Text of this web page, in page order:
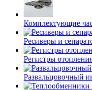
Комплектующие
Ресиверы и
Регистры
Развальцовочный